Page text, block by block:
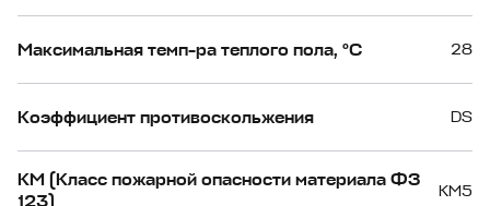
Максимальная темп-ра теплого пола, °С 28
Коэффициент противоскольжения DS
КМ (Класс пожарной опасности материала ФЗ
КМ5